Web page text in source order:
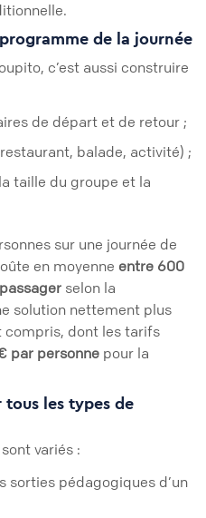
de la journée
c’est aussi construire
de départ et de retour ;
balade, activité) ;
taille du groupe et la
sur une journée de
en moyenne entre 600
selon la
solution nettement plus
compris, dont les tarifs
par personne pour la
les types de
variés :
sorties pédagogiques d’un